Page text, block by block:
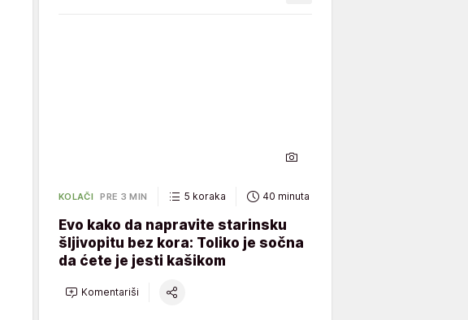
KOLAČI PRE 3 MIN 5 koraka 40 minuta
Evo kako da napravite starinsku
šljivopitu bez kora: Toliko je sočna
da ćete je jesti kašikom
Komentariši